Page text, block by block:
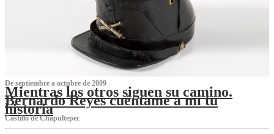
De septiembre a octubre de 2009
Mientras los otros siguen su camino.
Bernardo Reyes cuéntame a mí tu
historia
Castillo de Chapultepec